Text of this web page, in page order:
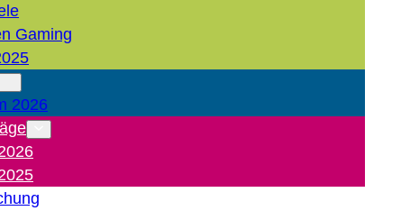
Gaming
2026